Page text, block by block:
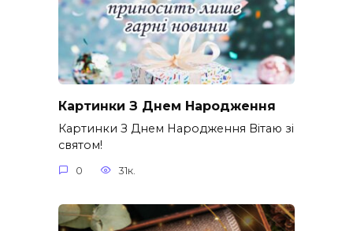
Картинки З Днем Народження
Картинки З Днем Народження Вітаю зі
святом!
0 31к.